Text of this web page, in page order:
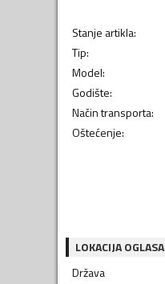
Stanje artikla:
Tip:
Model:
Godište:
Način transporta:
Oštećenje:
LOKACIJA OGLASA
Država